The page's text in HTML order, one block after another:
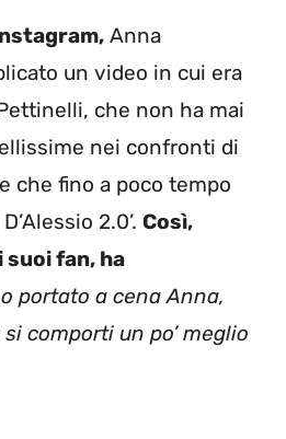
Anna
un video in cui era
che non ha mai
nei confronti di
che fino a poco tempo
2.0’. Così,
fan, ha
portato a cena Anna,
comporti un po’ meglio